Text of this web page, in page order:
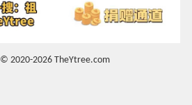
© 2020-2026 TheYtree.com